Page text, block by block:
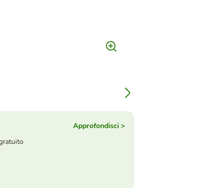
Approfondisci >